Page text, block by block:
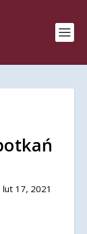
lut 17, 2021